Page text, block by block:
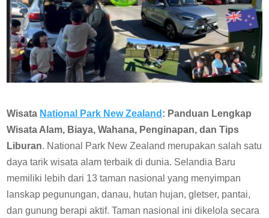
Wisata National Park New Zealand : Panduan Lengkap
Wisata Alam, Biaya, Wahana, Penginapan, dan Tips
Liburan. National Park New Zealand merupakan salah satu
daya tarik wisata alam terbaik di dunia. Selandia Baru
memiliki lebih dari 13 taman nasional yang menyimpan
lanskap pegunungan, danau, hutan hujan, gletser, pantai,
dan gunung berapi aktif. Taman nasional ini dikelola secara